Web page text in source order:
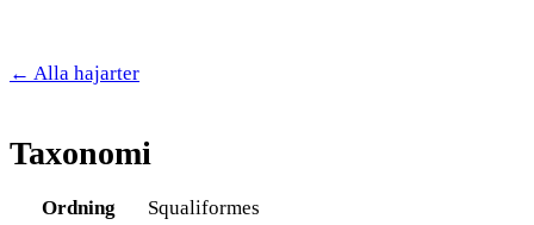
← Alla hajarter
Taxonomi
Ordning
Squaliformes